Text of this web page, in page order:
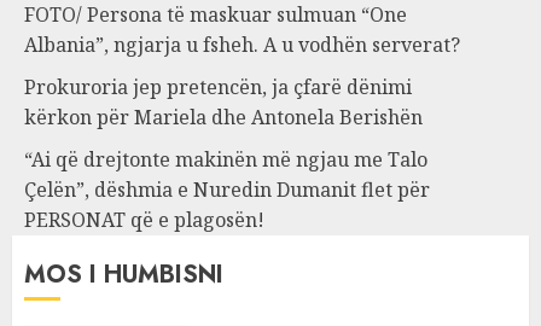
FOTO/ Persona të maskuar sulmuan “One
Albania”, ngjarja u fsheh. A u vodhën serverat?
Prokuroria jep pretencën, ja çfarë dënimi
kërkon për Mariela dhe Antonela Berishën
“Ai që drejtonte makinën më ngjau me Talo
Çelën”, dëshmia e Nuredin Dumanit flet për
PERSONAT që e plagosën!
MOS I HUMBISNI